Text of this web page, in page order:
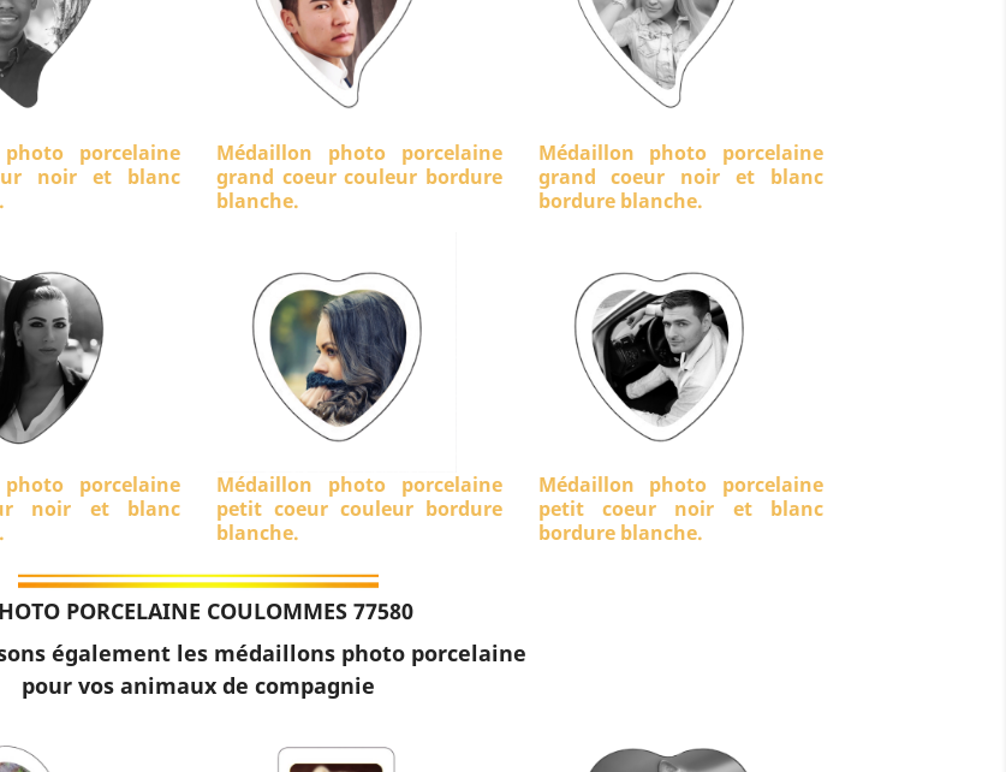
porcelaine
noir et blanc
Médaillon photo porcelaine
grand coeur couleur bordure
blanche.
Médaillon photo porcelaine
grand coeur noir et blanc
bordure blanche.
porcelaine
noir et blanc
Médaillon photo porcelaine
petit coeur couleur bordure
blanche.
Médaillon photo porcelaine
petit coeur noir et blanc
bordure blanche.
PORCELAINE COULOMMES 77580
également les médaillons photo porcelaine
pour vos animaux de compagnie